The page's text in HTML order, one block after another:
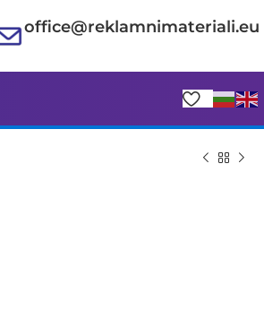
office@reklamnimateriali.eu